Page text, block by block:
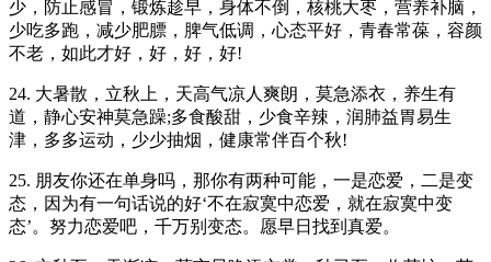
少，防止感冒，锻炼趁早，身体不倒，核桃大枣，营养补脑，
少吃多跑，减少肥膘，脾气低调，心态平好，青春常葆，容颜
不老，如此才好，好，好，好!
24. 大暑散，立秋上，天高气凉人爽朗，莫急添衣，养生有
道，静心安神莫急躁;多食酸甜，少食辛辣，润肺益胃易生
津，多多运动，少少抽烟，健康常伴百个秋!
25. 朋友你还在单身吗，那你有两种可能，一是恋爱，二是变
态，因为有一句话说的好‘不在寂寞中恋爱，就在寂寞中变
态’。努力恋爱吧，千万别变态。愿早日找到真爱。